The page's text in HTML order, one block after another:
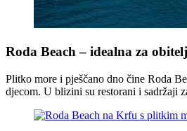
Roda Beach – idealna za
Plitko more i pješčano dno čine Roda
djecom. U blizini su restorani i sadržaji